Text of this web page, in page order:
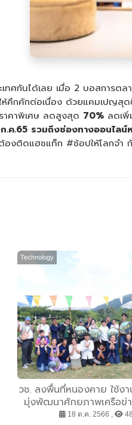
ทศกันได้เลย เมื่อ 2 บอสการตล
คึกคักต่อเนื่อง ด้วยแคมเปญสุ
คาพิเศษ ลดสูงสุด 70% ลดเพิ่
.ค.65 รวมถึงช่องทางออนไล
งติดแฮชแท็ก #ช้อปให้โลกจำ
Technology
วช. ลงพื้นที่หนองคาย ใช้ง
มุ่งพัฒนาศักยภาพเครือข่
โดยชุมชนระดับ
18 ต.ค. 2566 ,